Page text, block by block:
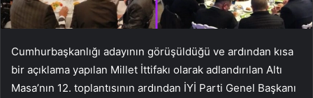
Cumhurbaşkanlığı adayının görüşüldüğü ve ardından kısa
bir açıklama yapılan Millet İttifakı olarak adlandırılan Altı
Masa’nın 12. toplantısının ardından İYİ Parti Genel Başkanı